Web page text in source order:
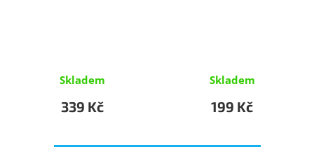
Skladem
339 Kč
Skladem
199 Kč